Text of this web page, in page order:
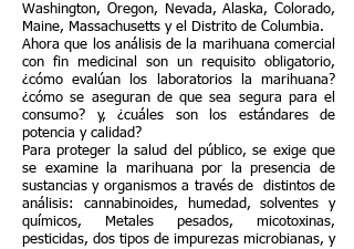
Washington, Oregon, Nevada, Alaska, Colorado,
Maine, Massachusetts y el Distrito de Columbia.
Ahora que los análisis de la marihuana comercial
con fin medicinal son un requisito obligatorio,
¿cómo evalúan los laboratorios la marihuana?
¿cómo se aseguran de que sea segura para el
consumo? y, ¿cuáles son los estándares de
potencia y calidad?
Para proteger la salud del público, se exige que
se examine la marihuana por la presencia de
sustancias y organismos a través de distintos de
análisis: cannabinoides, humedad, solventes y
químicos, Metales pesados, micotoxinas,
pesticidas, dos tipos de impurezas microbianas, y